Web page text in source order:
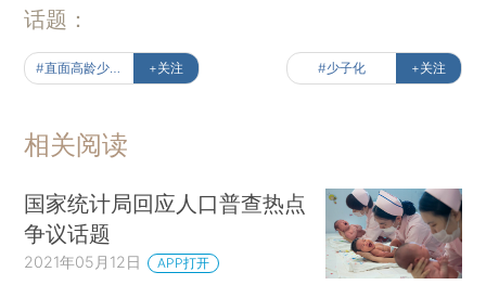
话题：
+关注 #少子化 +关注
相关阅读
国家统计局回应人口普查热点
争议话题
2021年05月12日 APP打开